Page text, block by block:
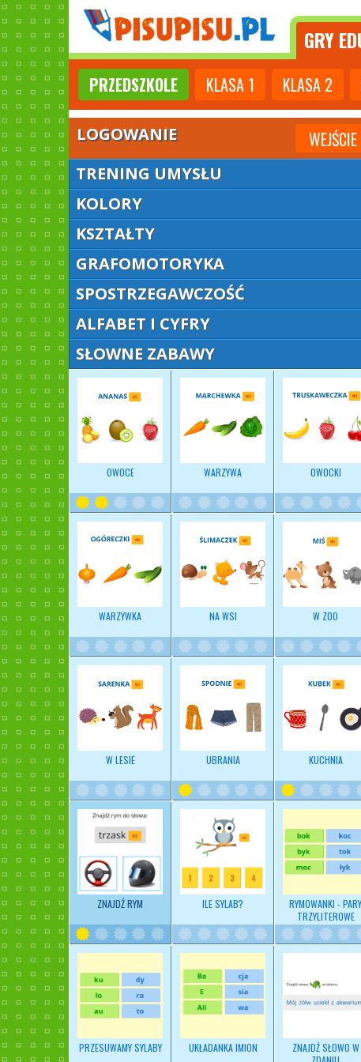
GRY
PRZEDSZKOLE KLASA 1 KLASA 2
LOGOWANIE WEJŚCIE
TRENING UMYSŁU
KOLORY
KSZTAŁTY
GRAFOMOTORYKA
SPOSTRZEGAWCZOŚĆ
ALFABET I CYFRY
SŁOWNE ZABAWY
OWOCE WARZYWA OWOCKI
WARZYWKA NA WSI W ZOO
W LESIE UBRANIA KUCHNIA
ZNAJDŹ RYM ILE SYLAB?
RYMOWANKI - PARY
TRZYLITEROWE
PRZESUWAMY SYLABY UKŁADANKA IMION
ZNAJDŹ SŁOWO W